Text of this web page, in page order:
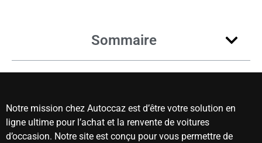
Sommaire
Notre mission chez Autoccaz est d’être votre solution en
ligne ultime pour l’achat et la renvente de voitures
d’occasion. Notre site est conçu pour vous permettre de